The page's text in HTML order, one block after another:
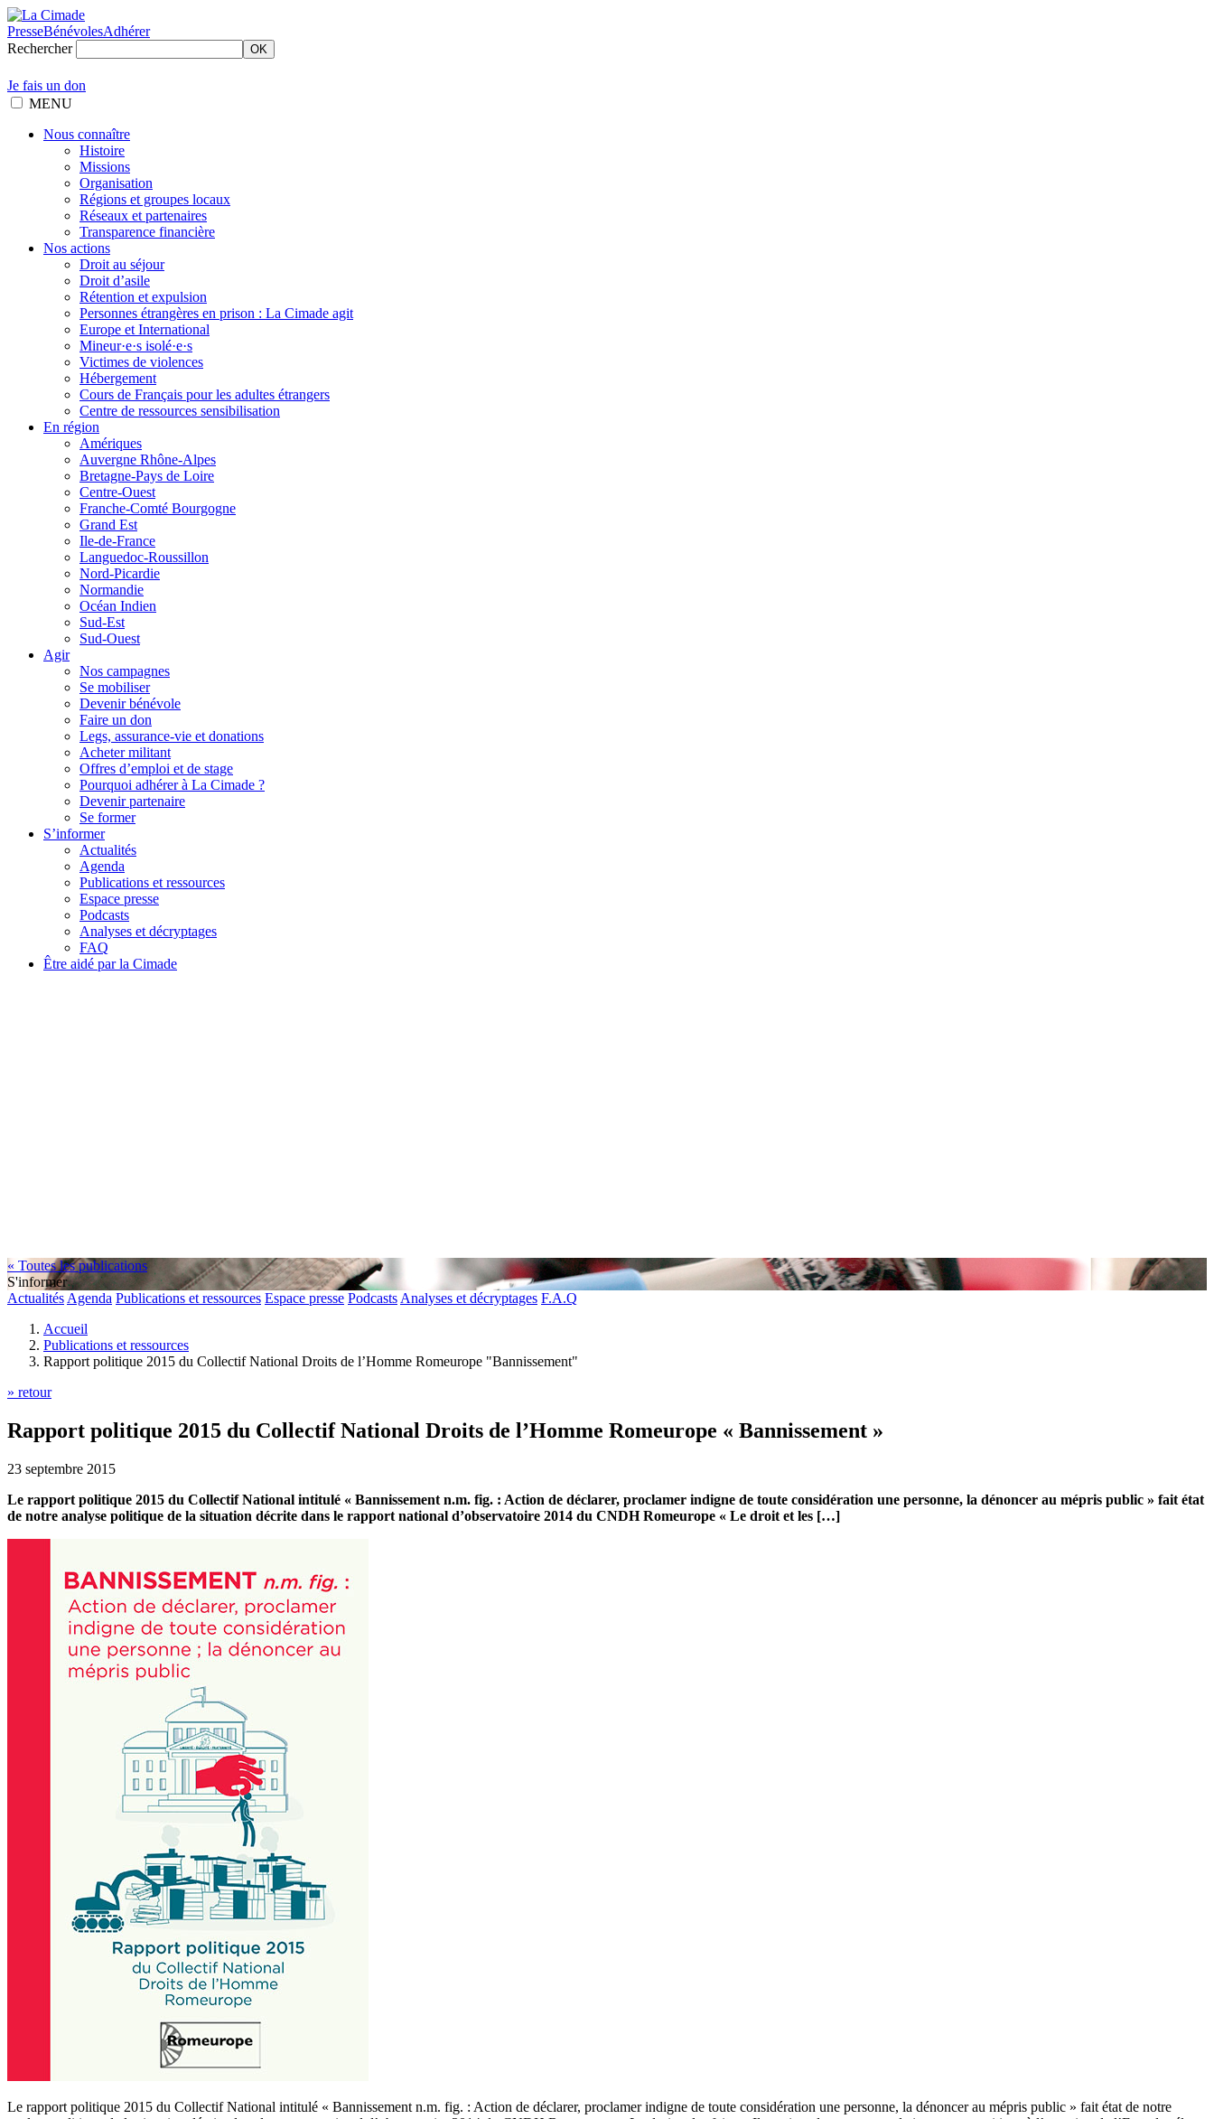
PresseBénévolesAdhérer
Rechercher
OK
Je fais un don
MENU
Nous connaître
Histoire
Missions
Organisation
Régions et groupes locaux
Réseaux et partenaires
Transparence financière
Nos actions
Droit au séjour
Droit d’asile
Rétention et expulsion
Personnes étrangères en prison : La Cimade agit
Europe et International
Mineur·e·s isolé·e·s
Victimes de violences
Hébergement
Cours de Français pour les adultes étrangers
Centre de ressources sensibilisation
En région
Amériques
Auvergne Rhône-Alpes
Bretagne-Pays de Loire
Centre-Ouest
Franche-Comté Bourgogne
Grand Est
Ile-de-France
Languedoc-Roussillon
Nord-Picardie
Normandie
Océan Indien
Sud-Est
Sud-Ouest
Agir
Nos campagnes
Se mobiliser
Devenir bénévole
Faire un don
Legs, assurance-vie et donations
Acheter militant
Offres d’emploi et de stage
Pourquoi adhérer à La Cimade ?
Devenir partenaire
Se former
S’informer
Actualités
Agenda
Publications et ressources
Espace presse
Podcasts
Analyses et décryptages
FAQ
Être aidé par la Cimade
« Toutes les publications
S'informer
Actualités Agenda Publications et ressources Espace presse Podcasts Analyses et décryptages F.A.Q
Accueil
Publications et ressources
Rapport politique 2015 du Collectif National Droits de l’Homme Romeurope "Bannissement"
» retour
Rapport politique 2015 du Collectif National Droits de l’Homme Romeurope « Bannissement »
23 septembre 2015
Le rapport politique 2015 du Collectif National intitulé « Bannissement n.m. fig. : Action de déclarer, proclamer indigne de toute considération une personne, la dénoncer au mépris public » fait état
de notre analyse politique de la situation décrite dans le rapport national d’observatoire 2014 du CNDH Romeurope « Le droit et les […]
Le rapport politique 2015 du Collectif National intitulé « Bannissement n.m. fig. : Action de déclarer, proclamer indigne de toute considération une personne, la dénoncer au mépris public » fait état de notre